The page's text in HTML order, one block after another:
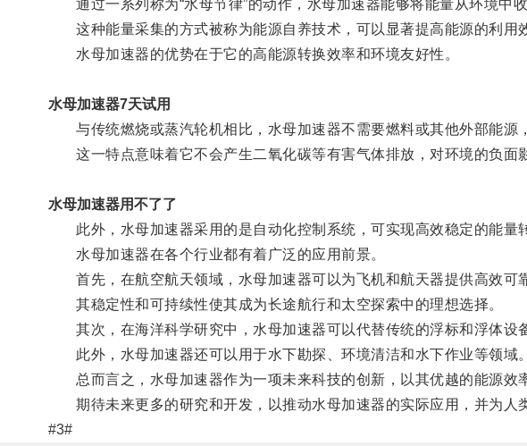
通过一系列称为“水母节律”的动作，水母加速器能够将能量从环境中收
这种能量采集的方式被称为能源自养技术，可以显著提高能源的利用
水母加速器的优势在于它的高能源转换效率和环境友好性。
水母加速器7天试用
与传统燃烧或蒸汽轮机相比，水母加速器不需要燃料或其他外部能源
这一特点意味着它不会产生二氧化碳等有害气体排放，对环境的负面
水母加速器用不了了
此外，水母加速器采用的是自动化控制系统，可实现高效稳定的能量
水母加速器在各个行业都有着广泛的应用前景。
首先，在航空航天领域，水母加速器可以为飞机和航天器提供高效可
其稳定性和可持续性使其成为长途航行和太空探索中的理想选择。
其次，在海洋科学研究中，水母加速器可以代替传统的浮标和浮体设
此外，水母加速器还可以用于水下勘探、环境清洁和水下作业等领域。
总而言之，水母加速器作为一项未来科技的创新，以其优越的能源效
期待未来更多的研究和开发，以推动水母加速器的实际应用，并为人
#3#